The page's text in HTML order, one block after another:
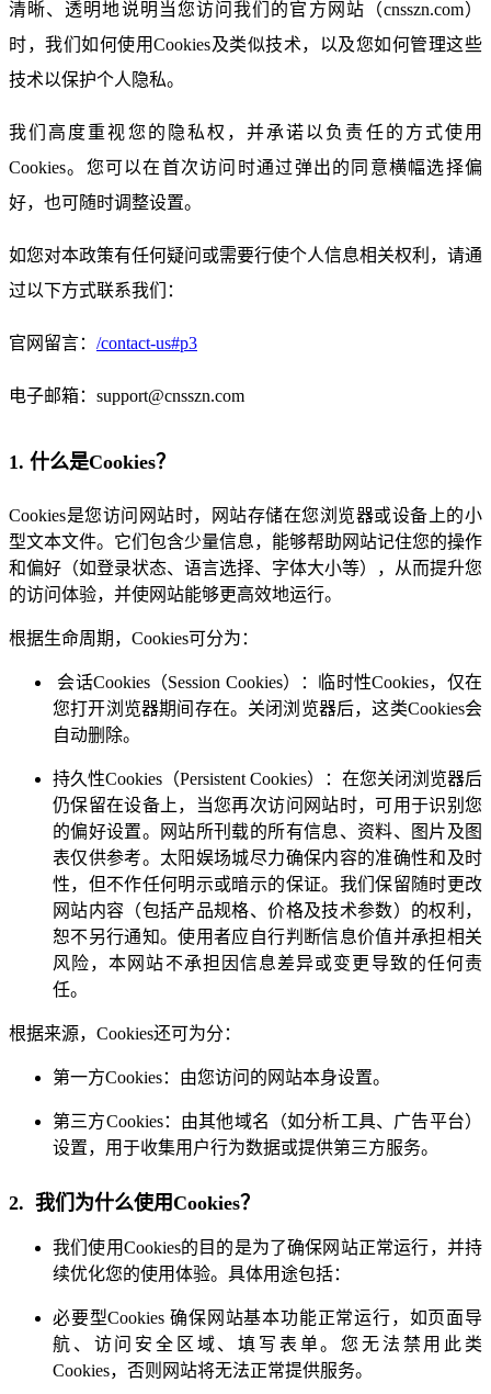
清晰、透明地说明当您访问我们的官方网站（cnsszn.com）
时，我们如何使用Cookies及类似技术，以及您如何管理这些
技术以保护个人隐私。
我们高度重视您的隐私权，并承诺以负责任的方式使用
Cookies。您可以在首次访问时通过弹出的同意横幅选择偏
好，也可随时调整设置。
如您对本政策有任何疑问或需要行使个人信息相关权利，请通
过以下方式联系我们：
官网留言： /contact-us#p3
电子邮箱：support@cnsszn.com
1. 什么是Cookies？
Cookies是您访问网站时，网站存储在您浏览器或设备上的小
型文本文件。它们包含少量信息，能够帮助网站记住您的操作
和偏好（如登录状态、语言选择、字体大小等），从而提升您
的访问体验，并使网站能够更高效地运行。
根据生命周期，Cookies可分为：
会话Cookies（Session Cookies）：临时性Cookies，仅在
您打开浏览器期间存在。关闭浏览器后，这类Cookies会
自动删除。
持久性Cookies（Persistent Cookies）：在您关闭浏览器后
仍保留在设备上，当您再次访问网站时，可用于识别您
的偏好设置。网站所刊载的所有信息、资料、图片及图
表仅供参考。太阳娱场城尽力确保内容的准确性和及时
性，但不作任何明示或暗示的保证。我们保留随时更改
网站内容（包括产品规格、价格及技术参数）的权利，
恕不另行通知。使用者应自行判断信息价值并承担相关
风险，本网站不承担因信息差异或变更导致的任何责
任。
根据来源，Cookies还可为分：
第一方Cookies：由您访问的网站本身设置。
第三方Cookies：由其他域名（如分析工具、广告平台）
设置，用于收集用户行为数据或提供第三方服务。
2. 我们为什么使用Cookies？
我们使用Cookies的目的是为了确保网站正常运行，并持
续优化您的使用体验。具体用途包括：
必要型Cookies 确保网站基本功能正常运行，如页面导
航、访问安全区域、填写表单。您无法禁用此类
Cookies，否则网站将无法正常提供服务。